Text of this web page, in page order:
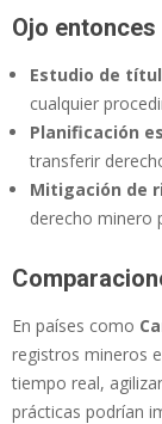
Ojo entonces
Estudio de
cualquier
Planificación
transferir
Mitigación de
derecho minero
En países como
registros mineros
tiempo real,
prácticas podrían